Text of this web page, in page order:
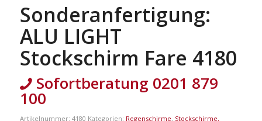
Sonderanfertigung:
ALU LIGHT
Stockschirm Fare 4180
Sofortberatung 0201 879
100
Artikelnummer: 4180 Kategorien: Regenschirme, Stockschirme,